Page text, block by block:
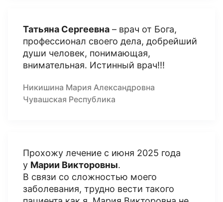
Татьяна Сергеевна – врач от Бога,
профессионал своего дела, добрейший
души человек, понимающая,
внимательная. Истинный врач!!!
Никишина Мария Александровна
Чувашская Республика
Прохожу лечение с июня 2025 года
у Марии Викторовны.
В связи со сложностью моего
заболевания, трудно вести такого